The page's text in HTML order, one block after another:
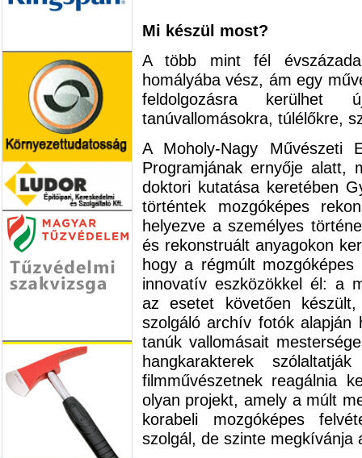
Mi készül most?
A több mint fél
homályába vész, ám egy
feldolgozásra kerülhet
tanúvallomásokra, túlélőkre,
A Moholy-Nagy Művészeti
Programjának ernyője alatt,
doktori kutatása keretében
történtek mozgóképes
helyezve a személyes
és rekonstruált anyagokon
hogy a régmúlt
innovatív eszközökkel él: a
az esetet követően készült,
szolgáló archív fotók
tanúk vallomásait
hangkarakterek
filmművészetnek reagálnia
olyan projekt, amely a múlt
korabeli mozgóképes
szolgál, de szinte megkívánja